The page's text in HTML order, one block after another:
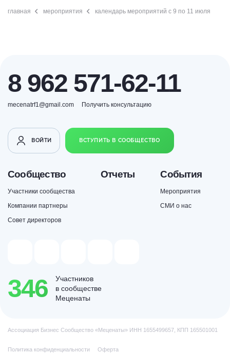
главная мероприятия календарь мероприятий с 9 по 11 июля
8 962 571-62-11
mecenatrf1@gmail.com Получить консультацию
ВОЙТИ ВСТУПИТЬ В СООБЩЕСТВО
Сообщество
Участники сообщества
Компании партнеры
Совет директоров
Отчеты События
Мероприятия
СМИ о нас
346
Участников
в сообществе
Меценаты
Ассоциация Бизнес Сообщество «Меценаты» ИНН 1655499657, КПП 165501001
Политика конфиденциальности Оферта